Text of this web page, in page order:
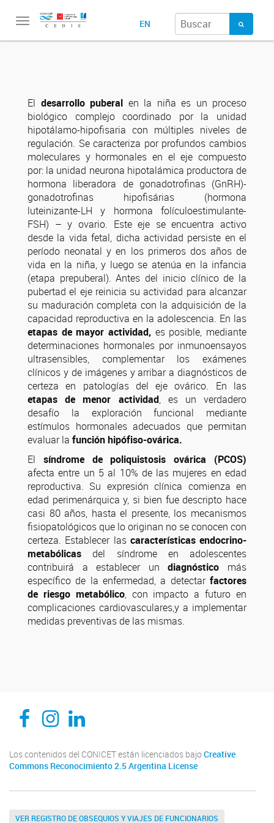
Toggle
EN
El desarrollo puberal en la niña es un proceso
biológico complejo coordinado por la unidad
hipotálamo-hipofisaria con múltiples niveles de
regulación. Se caracteriza por profundos cambios
moleculares y hormonales en el eje compuesto
por: la unidad neurona hipotalámica productora de
hormona liberadora de gonadotrofinas (GnRH)-
gonadotrofinas hipofisárias (hormona
luteinizante-LH y hormona folículoestimulante-
FSH) – y ovario. Este eje se encuentra activo
desde la vida fetal, dicha actividad persiste en el
período neonatal y en los primeros dos años de
vida en la niña, y luego se atenúa en la infancia
(etapa prepuberal). Antes del inicio clínico de la
pubertad el eje reinicia su actividad para alcanzar
su maduración completa con la adquisición de la
capacidad reproductiva en la adolescencia. En las
etapas de mayor actividad, es posible, mediante
determinaciones hormonales por inmunoensayos
ultrasensibles, complementar los exámenes
clínicos y de imágenes y arribar a diagnósticos de
certeza en patologías del eje ovárico. En las
etapas de menor actividad, es un verdadero
desafío la exploración funcional mediante
estímulos hormonales adecuados que permitan
evaluar la función hipófiso-ovárica.
El síndrome de poliquistosis ovárica (PCOS)
afecta entre un 5 al 10% de las mujeres en edad
reproductiva. Su expresión clínica comienza en
edad perimenárquica y, si bien fue descripto hace
casi 80 años, hasta el presente, los mecanismos
fisiopatológicos que lo originan no se conocen con
certeza. Establecer las características endocrino-
metabólicas del síndrome en adolescentes
contribuirá a establecer undiagnóstico más
específico de la enfermedad, a detectar factores
de riesgo metabólico, con impacto a futuro en
complicaciones cardiovasculares,y a implementar
medidas preventivas de las mismas.
CEDIE, Centro de Investigaciones Endocrinológicas Dr. César Bergadá
CEDIE, Centro de Investigaciones Endocrinológicas Dr. César Bergadá
CEDIE, Centro de Investigaciones Endocrinológicas Dr. César Bergadá
Los contenidos del CONICET están licenciados bajo Creative
Commons Reconocimiento 2.5 Argentina License
VER REGISTRO DE OBSEQUIOS Y VIAJES DE FUNCIONARIOS